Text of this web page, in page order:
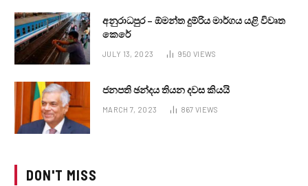
අනුරාධපුර – ඕමන්ත දුම්රිය මාර්ගය යළි විවෘත
කෙරේ
JULY 13, 2023 950 VIEWS
ජනපති ඡන්දය තියන දවස කියයි
MARCH 7, 2023 867 VIEWS
DON'T MISS